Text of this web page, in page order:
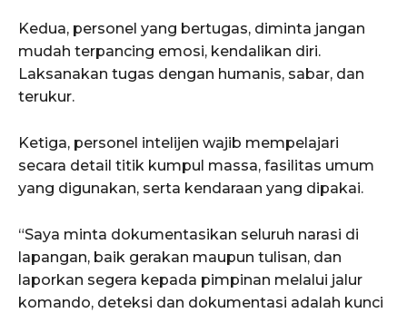
Kedua, personel yang bertugas, diminta jangan
mudah terpancing emosi, kendalikan diri.
Laksanakan tugas dengan humanis, sabar, dan
terukur.
Ketiga, personel intelijen wajib mempelajari
secara detail titik kumpul massa, fasilitas umum
yang digunakan, serta kendaraan yang dipakai.
“Saya minta dokumentasikan seluruh narasi di
lapangan, baik gerakan maupun tulisan, dan
laporkan segera kepada pimpinan melalui jalur
komando, deteksi dan dokumentasi adalah kunci